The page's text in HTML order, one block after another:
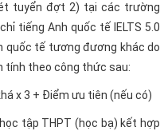
tuyển đợt 2) tại các trường
tiếng Anh quốc tế IELTS 5.0
quốc tế tương đương khác do
tính theo công thức sau:
x 3 + Điểm ưu tiên (nếu có)
tập THPT (học bạ) kết hợp